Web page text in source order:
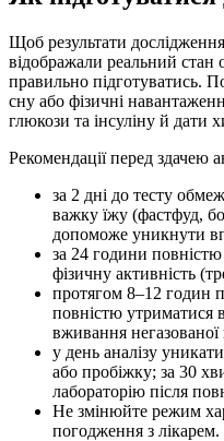
Щоб результати
відображали реальний
правильно підготуватись.
сну або фізичні
глюкози та інсуліну й дати
Рекомендації перед здачею
за 2 дні до тесту
важку їжу (фастфуд,
допоможе уникнути
за 24 години
фізичну активність
протягом 8–12 годин
повністю утриматися
вживання
у день аналізу
або пробіжку; за 30
лабораторію після
Не змінюйте режим
погодження з лікарем.